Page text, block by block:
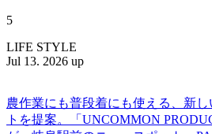
5
LIFE STYLE
Jul 13. 2026 up
農作業にも普段着にも使える、新
トを提案。「UNCOMMON